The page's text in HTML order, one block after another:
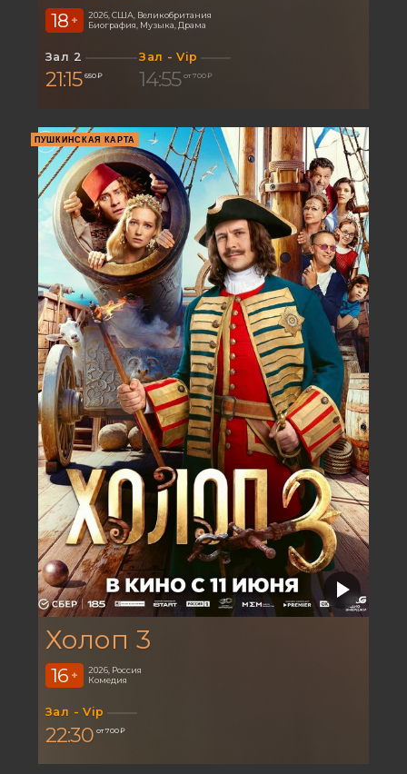
18 +
2026, США, Великобритания
Биография, Музыка, Драма
Зал 2
21:15 650 ₽
Зал - Vip
14:55 от 700 ₽
ПУШКИНСКАЯ КАРТА
Холоп 3
16 +
2026, Россия
Комедия
Зал - Vip
22:30 от 700 ₽